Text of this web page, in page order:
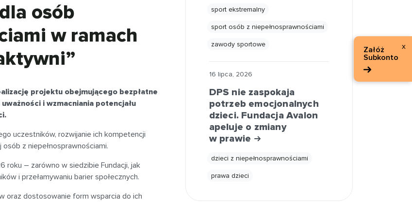
Załóż
Subkonto
x
osób
w ramach
projektu obejmującego bezpłatne
i wzmacniania potencjału
uczestników, rozwijanie ich kompetencji
z niepełnosprawnościami.
roku – zarówno w siedzibie Fundacji, jak
i przełamywaniu barier społecznych.
oraz dostosowanie form wsparcia do ich
sport ekstremalny
sport osób z niepełnosprawnościami
zawody sportowe
16 lipca, 2026
DPS nie zaspokaja
potrzeb emocjonalnych
dzieci. Fundacja Avalon
apeluje o zmiany
w prawie
dzieci z niepełnosprawnościami
prawa dzieci